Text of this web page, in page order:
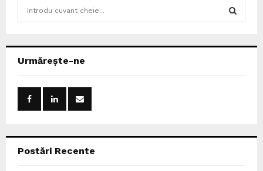
h
Urmărește-ne
Postări Recente